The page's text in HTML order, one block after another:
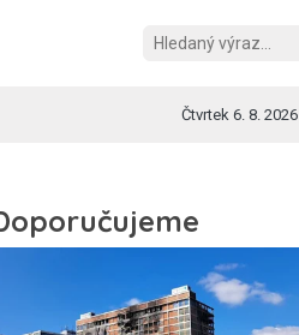
Čtvrtek 6. 8. 2026